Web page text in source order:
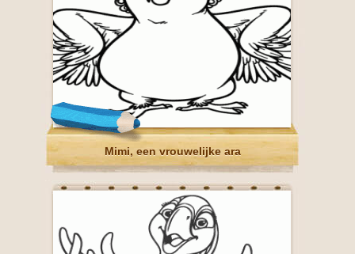
Mimi, een vrouwelijke ara